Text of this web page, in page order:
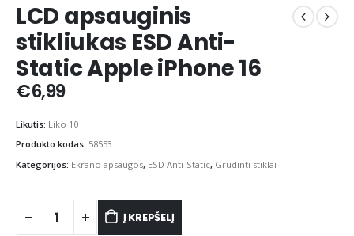
LCD apsauginis
stikliukas ESD Anti-
Static Apple iPhone 16
€6,99
Likutis: Liko 10
Produkto kodas: 58553
Kategorijos: Ekrano apsaugos, ESD Anti-Static, Grūdinti stiklai
Į KREPŠELĮ